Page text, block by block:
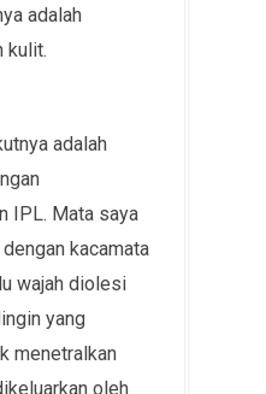
adalah
kulit.
adalah
IPL. Mata saya
kacamata
wajah diolesi
yang
menetralkan
oleh